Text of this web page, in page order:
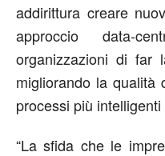
addirittura creare
approccio data-
organizzazioni di far
migliorando la qualità
processi più intelligenti
“La sfida che le